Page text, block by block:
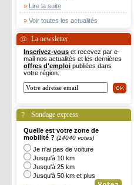
» Lire la suite
» Voir toutes les actualités
La newsletter
Inscrivez-vous et recevez par e-
mail nos actualités et les dernières
offres d'emploi publiées dans
votre région.
Sondage express
Quelle est votre zone de
mobilité ? (14040 votes)
Je n'ai pas de voiture
Jusqu'à 10 km
Jusqu'à 25 km
Jusqu'à 50 km et plus